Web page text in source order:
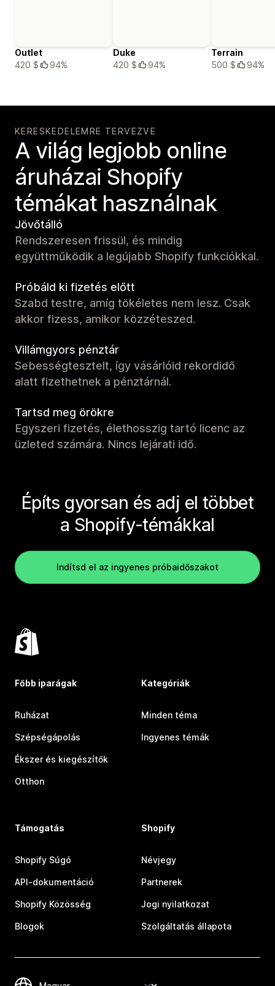
Outlet
420 $
94%
Duke
420 $
94%
Terrain
500 $
94%
KERESKEDELEMRE TERVEZVE
A világ legjobb online
áruházai Shopify
témákat használnak
Jövőtálló
Rendszeresen frissül, és mindig
együttműködik a legújabb Shopify funkciókkal.
Próbáld ki fizetés előtt
Szabd testre, amíg tökéletes nem lesz. Csak
akkor fizess, amikor közzéteszed.
Villámgyors pénztár
Sebességtesztelt, így vásárlóid rekordidő
alatt fizethetnek a pénztárnál.
Tartsd meg örökre
Egyszeri fizetés, élethosszig tartó licenc az
üzleted számára. Nincs lejárati idő.
Építs gyorsan és adj el többet
a Shopify-témákkal
Indítsd el az ingyenes próbaidőszakot
Főbb iparágak
Ruházat
Szépségápolás
Ékszer és kiegészítők
Otthon
Kategóriák
Minden téma
Ingyenes témák
Támogatás
Shopify Súgó
API-dokumentáció
Shopify Közösség
Blogok
Shopify
Névjegy
Partnerek
Jogi nyilatkozat
Szolgáltatás állapota